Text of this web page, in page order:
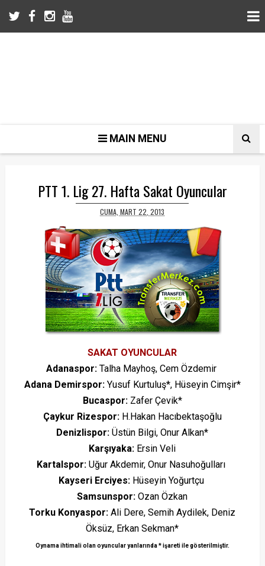
MAIN MENU
PTT 1. Lig 27. Hafta Sakat Oyuncular
CUMA, MART 22, 2013
SAKAT OYUNCULAR
Adanaspor:Talha Mayhoş, Cem Özdemir
Adana Demirspor:Yusuf Kurtuluş*, Hüseyin Cimşir*
Bucaspor:Zafer Çevik*
Çaykur Rizespor:H.Hakan Hacıbektaşoğlu
Denizlispor: Üstün Bilgi, Onur Alkan*
Karşıyaka: Ersin Veli
Kartalspor: Uğur Akdemir, Onur Nasuhoğulları
Kayseri Erciyes:Hüseyin Yoğurtçu
Samsunspor: Ozan Özkan
Torku Konyaspor: Ali Dere, Semih Aydilek, Deniz
Öksüz, Erkan Sekman*
Oynama ihtimali olan oyuncular yanlarında * işareti ile gösterilmiştir.